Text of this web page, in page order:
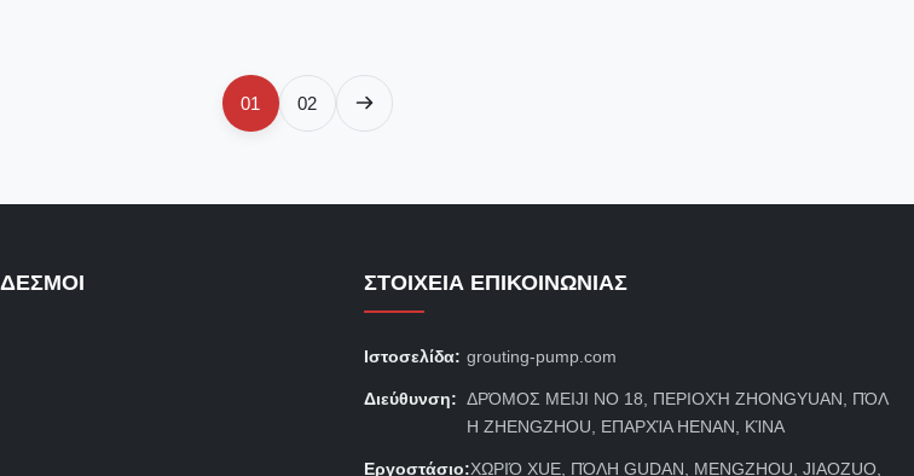
01 02
ΣΤΟΙΧΕΊΑ ΕΠΙΚΟΙΝΩΝΊΑΣ
Ιστοσελίδα: grouting-pump.com
Διεύθυνση: ΔΡΌΜΟΣ MEIJI ΝΟ 18, ΠΕΡΙΟΧΉ ZHONGYUAN, ΠΌΛ
Η ZHENGZHOU, ΕΠΑΡΧΊΑ HENAN, ΚΊΝΑ
Εργοστάσιο:ΧΩΡΙΌ XUE, ΠΌΛΗ GUDAN, MENGZHOU, JIAOZUO,